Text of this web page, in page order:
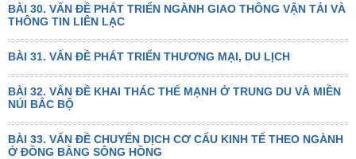
BÀI 30. VẤN ĐỀ PHÁT TRIỂN NGÀNH GIAO THÔNG VẬN TẢI VÀ
THÔNG TIN LIÊN LẠC
BÀI 31. VẤN ĐỀ PHÁT TRIỂN THƯƠNG MẠI, DU LỊCH
BÀI 32. VẤN ĐỀ KHAI THÁC THẾ MẠNH Ở TRUNG DU VÀ MIỀN
NÚI BẮC BỘ
BÀI 33. VẤN ĐỀ CHUYỂN DỊCH CƠ CẤU KINH TẾ THEO NGÀNH
Ở ĐỒNG BẰNG SÔNG HỒNG